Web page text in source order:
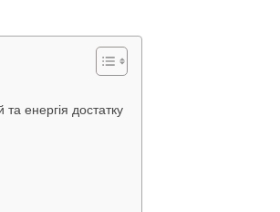
енергія достатку